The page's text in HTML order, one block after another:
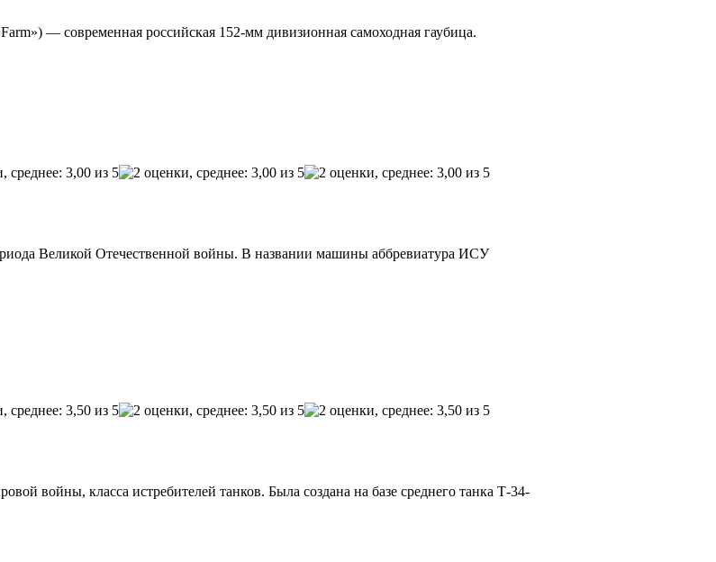
— современная российская 152-мм дивизионная самоходная гаубица.
Великой Отечественной войны. В названии машины аббревиатура ИСУ
войны, класса истребителей танков. Была создана на базе среднего танка Т-34-